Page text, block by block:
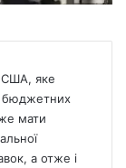
США, яке
бюджетних
мати
а отже і